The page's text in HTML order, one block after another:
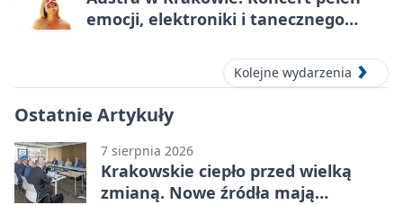
emocji, elektroniki i tanecznego
Kolejne wydarzenia
Ostatnie Artykuły
7 sierpnia 2026
Krakowskie ciepło przed wielką
zmianą. Nowe źródła mają